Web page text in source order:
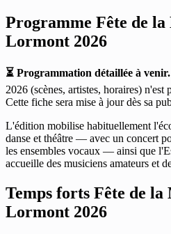
Programme Fête de la
Lormont 2026
⏳ Programmation détaillée à venir.
2026 (scènes, artistes, horaires) n'est
Cette fiche sera mise à jour dès sa
L'édition mobilise habituellement
danse et théâtre — avec un concert
les ensembles vocaux — ainsi que
accueille des musiciens amateurs et
Temps forts Fête de la
Lormont 2026